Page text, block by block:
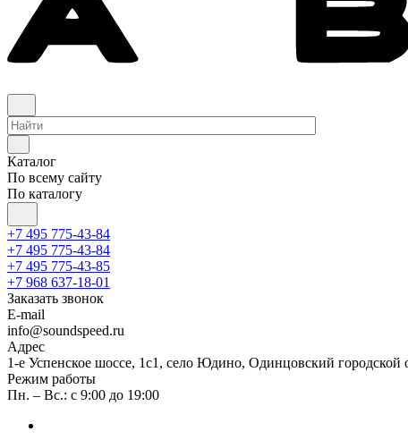
Каталог
По всему сайту
По каталогу
+7 495 775-43-84
+7 495 775-43-84
+7 495 775-43-85
+7 968 637-18-01
Заказать звонок
E-mail
info@soundspeed.ru
Адрес
1-е Успенское шоссе, 1с1, село Юдино, Одинцовский городской
Режим работы
Пн. – Вс.: с 9:00 до 19:00